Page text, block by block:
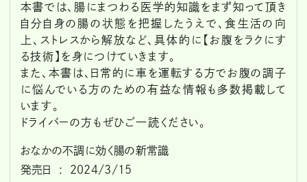
本書では、腸にまつわる医学的知識をまず知って頂き
自分自身の腸の状態を把握したうえで、食生活の向
上、ストレスから解放など、具体的に【お腹をラクにす
る技術】を身につけていきます。
また、本書は、日常的に車を運転する方でお腹の調子
に悩んでいる方のための有益な情報も多数掲載して
います。
ドライバーの方もぜひご一読ください。
おなかの不調に効く腸の新常識
発売日 ‏ : ‎ 2024/3/15